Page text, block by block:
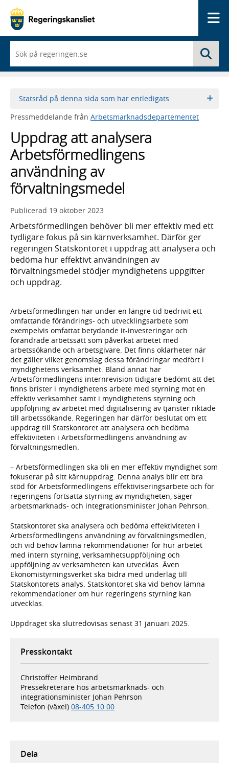
du
börjar
skriva
framträder
lista
med
sökförslag
Statsråd på denna sida som har entledigats
Pressmeddelande från Arbetsmarknadsdepartementet
Uppdrag att analysera
Arbetsförmedlingens
användning av
förvaltningsmedel
Publicerad 19 oktober 2023
Arbetsförmedlingen behöver bli mer effektiv med ett
tydligare fokus på sin kärnverksamhet. Därför ger
regeringen Statskontoret i uppdrag att analysera och
bedöma hur effektivt användningen av
förvaltningsmedel stödjer myndighetens uppgifter
och uppdrag.
Arbetsförmedlingen har under en längre tid bedrivit ett
omfattande förändrings- och utvecklingsarbete som
exempelvis omfattat betydande it-investeringar och
förändrade arbetssätt som påverkat arbetet med
arbetssökande och arbetsgivare. Det finns oklarheter när
det gäller vilket genomslag dessa förändringar medfört i
myndighetens verksamhet. Bland annat har
Arbetsförmedlingens internrevision tidigare bedömt att det
finns brister i myndighetens arbete med styrning mot en
effektiv verksamhet samt i myndighetens styrning och
uppföljning av arbetet med digitalisering av tjänster riktade
till arbetssökande. Regeringen har därför beslutat om ett
uppdrag till Statskontoret att analysera och bedöma
effektiviteten i Arbetsförmedlingens användning av
förvaltningsmedlen.
– Arbetsförmedlingen ska bli en mer effektiv myndighet som
fokuserar på sitt kärnuppdrag. Denna analys blir ett bra
stöd för Arbetsförmedlingens effektiviseringsarbete och för
regeringens fortsatta styrning av myndigheten, säger
arbetsmarknads- och integrationsminister Johan Pehrson.
Statskontoret ska analysera och bedöma effektiviteten i
Arbetsförmedlingens användning av förvaltningsmedlen,
och vid behov lämna rekommendationer för hur arbetet
med intern styrning, verksamhetsuppföljning och
uppföljning av verksamheten kan utvecklas. Även
Ekonomistyrningsverket ska bidra med underlag till
Statskontorets analys. Statskontoret ska vid behov lämna
rekommendationer om hur regeringens styrning kan
utvecklas.
Uppdraget ska slutredovisas senast 31 januari 2025.
Presskontakt
Christoffer Heimbrand
Pressekreterare hos arbetsmarknads- och
integrationsminister Johan Pehrson
Telefon (växel) 08-405 10 00
Dela